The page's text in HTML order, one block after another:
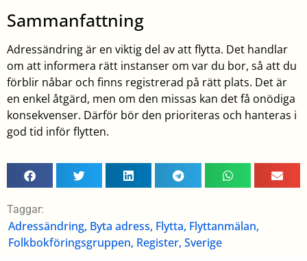
Sammanfattning
Adressändring är en viktig del av att flytta. Det handlar
om att informera rätt instanser om var du bor, så att du
förblir nåbar och finns registrerad på rätt plats. Det är
en enkel åtgärd, men om den missas kan det få onödiga
konsekvenser. Därför bör den prioriteras och hanteras i
god tid inför flytten.
Taggar:
Adressändring, Byta adress, Flytta, Flyttanmälan,
Folkbokföringsgruppen, Register, Sverige